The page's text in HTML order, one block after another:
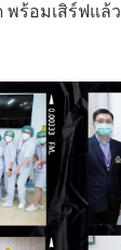
พร้อมเสิร์ฟแล้ว